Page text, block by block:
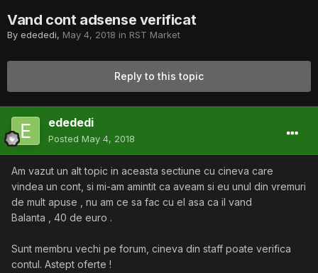
Vand cont adsense verificat
By edededi, May 4, 2018 in RST Market
Reply to this topic
edededi
Posted May 4, 2018
Am vazut un alt topic in aceasta sectiune cu cineva care
vindea un cont, si mi-am amintit ca aveam si eu unul din vremuri
de mult apuse , nu am ce sa fac cu el asa ca il vand
Balanta , 40 de euro .
Sunt membru vechi pe forum, cineva din staff poate verifica
contul. Astept oferte !